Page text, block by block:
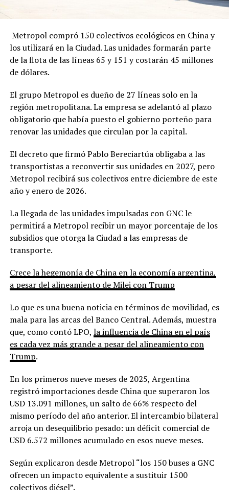
Metropol compró 150 colectivos ecológicos en China y
los utilizará en la Ciudad. Las unidades formarán parte
de la flota de las líneas 65 y 151 y costarán 45 millones
de dólares.
El grupo Metropol es dueño de 27 líneas solo en la
región metropolitana. La empresa se adelantó al plazo
obligatorio que había puesto el gobierno porteño para
renovar las unidades que circulan por la capital.
El decreto que firmó Pablo Bereciartúa obligaba a las
transportistas a reconvertir sus unidades en 2027, pero
Metropol recibirá sus colectivos entre diciembre de este
año y enero de 2026.
La llegada de las unidades impulsadas con GNC le
permitirá a Metropol recibir un mayor porcentaje de los
subsidios que otorga la Ciudad a las empresas de
transporte.
Crece la hegemonía de China en la economía argentina,
a pesar del alineamiento de Milei con Trump
Lo que es una buena noticia en términos de movilidad, es
mala para las arcas del Banco Central. Además, muestra
que, como contó LPO, la influencia de China en el país
es cada vez más grande a pesar del alineamiento con
Trump.
En los primeros nueve meses de 2025, Argentina
registró importaciones desde China que superaron los
USD 13.091 millones, un salto de 66% respecto del
mismo período del año anterior. El intercambio bilateral
arroja un desequilibrio pesado: un déficit comercial de
USD 6.572 millones acumulado en esos nueve meses.
Según explicaron desde Metropol “los 150 buses a GNC
ofrecen un impacto equivalente a sustituir 1500
colectivos diésel”.